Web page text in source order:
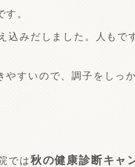
す。
込みだしました。人もで
やすいので、調子をしっ
では秋の健康診断キャ